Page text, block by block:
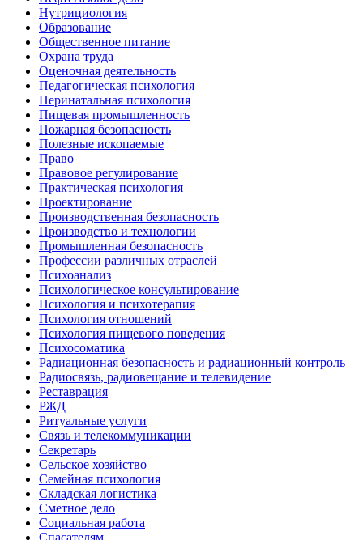
Нутрициология
Образование
Общественное питание
Охрана труда
Оценочная деятельность
Педагогическая психология
Перинатальная психология
Пищевая промышленность
Пожарная безопасность
Полезные ископаемые
Право
Правовое регулирование
Практическая психология
Проектирование
Производственная безопасность
Производство и технологии
Промышленная безопасность
Профессии различных отраслей
Психоанализ
Психологическое консультирование
Психология и психотерапия
Психология отношений
Психология пищевого поведения
Психосоматика
Радиационная безопасность и радиационный контроль
Радиосвязь, радиовещание и телевидение
Реставрация
РЖД
Ритуальные услуги
Связь и телекоммуникации
Секретарь
Сельское хозяйство
Семейная психология
Складская логистика
Сметное дело
Социальная работа
Спасателям